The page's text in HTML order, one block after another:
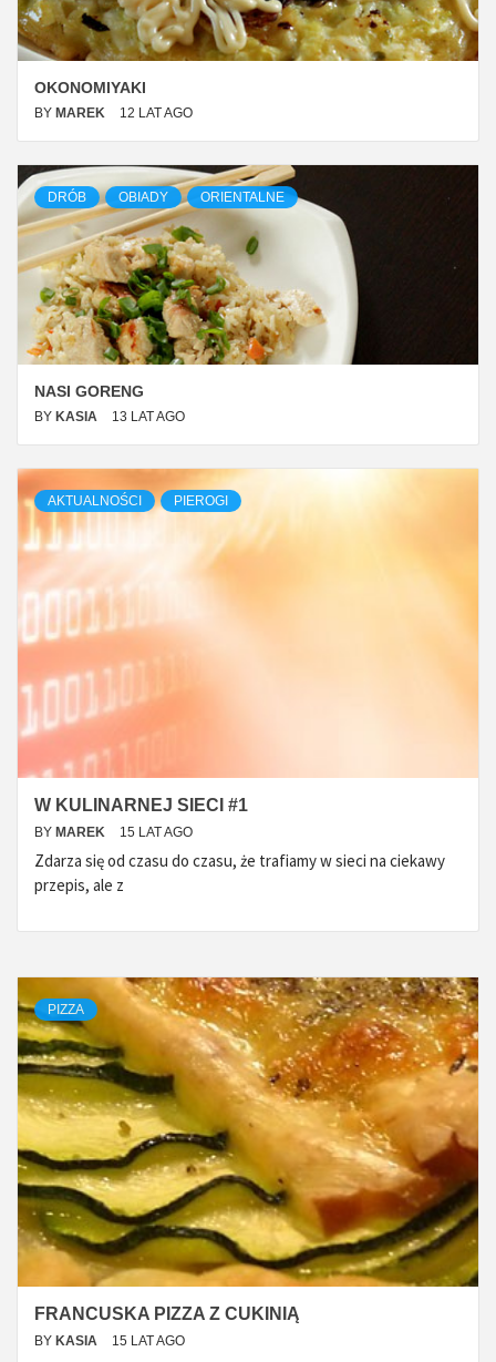
OKONOMIYAKI
BY MAREK 12 LAT AGO
DRÓB OBIADY ORIENTALNE
NASI GORENG
BY KASIA 13 LAT AGO
AKTUALNOŚCI PIEROGI
W KULINARNEJ SIECI #1
BY MAREK 15 LAT AGO
Zdarza się od czasu do czasu, że trafiamy w sieci na ciekawy
przepis, ale z
PIZZA
FRANCUSKA PIZZA Z CUKINIĄ
BY KASIA 15 LAT AGO